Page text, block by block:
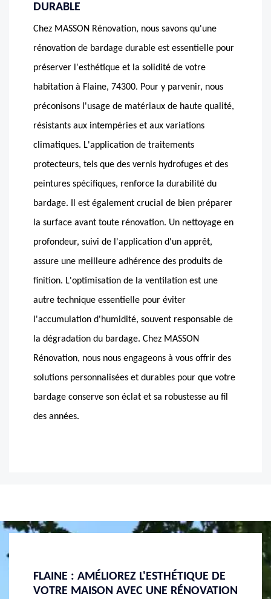
DURABLE
Chez MASSON Rénovation, nous savons qu'une
rénovation de bardage durable est essentielle pour
préserver l'esthétique et la solidité de votre
habitation à Flaine, 74300. Pour y parvenir, nous
préconisons l'usage de matériaux de haute qualité,
résistants aux intempéries et aux variations
climatiques. L'application de traitements
protecteurs, tels que des vernis hydrofuges et des
peintures spécifiques, renforce la durabilité du
bardage. Il est également crucial de bien préparer
la surface avant toute rénovation. Un nettoyage en
profondeur, suivi de l'application d'un apprêt,
assure une meilleure adhérence des produits de
finition. L'optimisation de la ventilation est une
autre technique essentielle pour éviter
l'accumulation d'humidité, souvent responsable de
la dégradation du bardage. Chez MASSON
Rénovation, nous nous engageons à vous offrir des
solutions personnalisées et durables pour que votre
bardage conserve son éclat et sa robustesse au fil
des années.
FLAINE : RÉNOVEZ VOTRE BARDAGE
AVEC DES MATÉRIAUX DURABLES